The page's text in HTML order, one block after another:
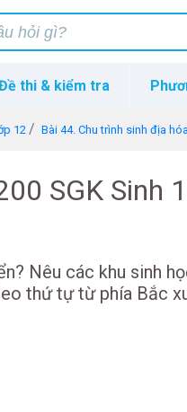
thi & kiểm tra
12 Bài 44. Chu trình sinh địa
SGK Sinh
Nêu các khu sinh
thứ tự từ phía Bắc